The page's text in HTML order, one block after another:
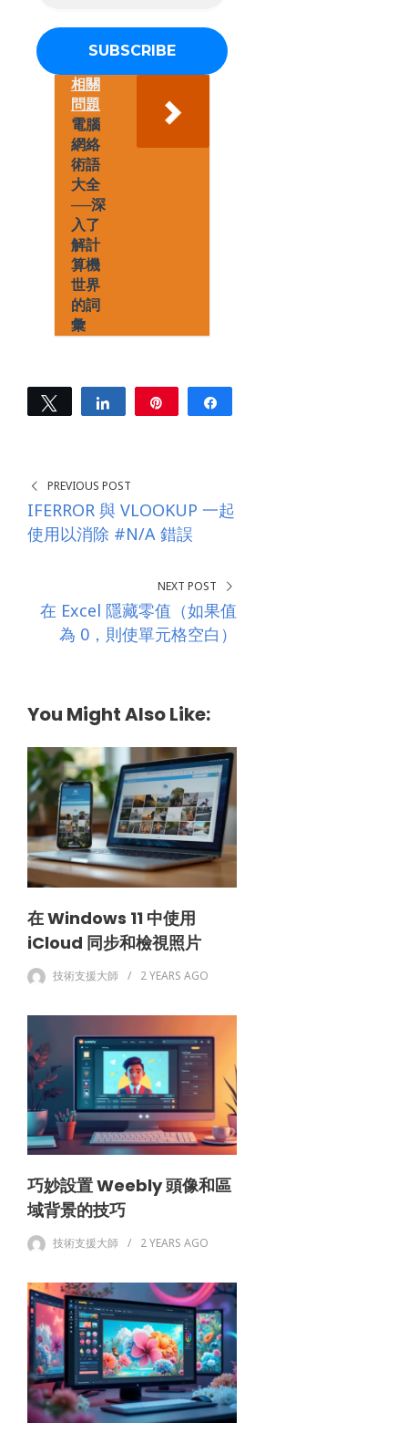
a
d
相關
問題
電腦
網絡
術語
大全
──深
入了
解計
算機
世界
的詞
彙
Tweet Share
PREVIOUS POST
IFERROR 與 VLOOKUP 一起
使用以消除 #N/A 錯誤
NEXT POST
在 Excel 隱藏零值（如果值
為 0，則使單元格空白）
You Might Also Like:
在 Windows 11 中使用
iCloud 同步和檢視照片
技術支援大師 2 YEARS AGO
巧妙設置 Weebly 頭像和區
域背景的技巧
技術支援大師 2 YEARS AGO